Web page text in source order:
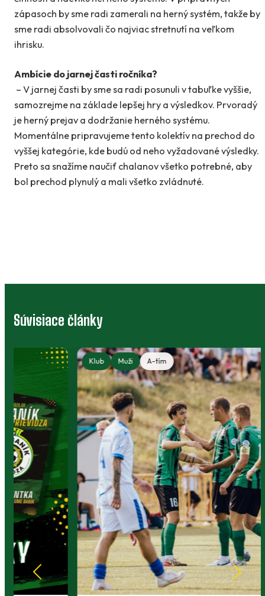
zápasoch by sme radi zamerali na herný systém, takže by
sme radi absolvovali čo najviac stretnutí na veľkom
ihrisku.
Ambície do jarnej časti ročníka?
– V jarnej časti by sme sa radi posunuli v tabuľke vyššie,
samozrejme na základe lepšej hry a výsledkov. Prvoradý
je herný prejav a dodržanie herného systému.
Momentálne pripravujeme tento kolektív na prechod do
vyššej kategórie, kde budú od neho vyžadované výsledky.
Preto sa snažíme naučiť chalanov všetko potrebné, aby
bol prechod plynulý a mali všetko zvládnuté.
Súvisiace články
Muži A-tím